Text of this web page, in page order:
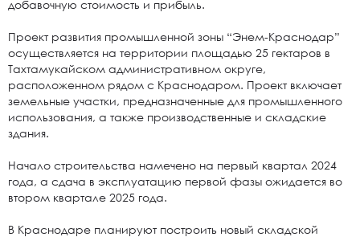
добавочную стоимость и прибыль.
Проект развития промышленной зоны “Энем-Краснодар”
осуществляется на территории площадью 25 гектаров в
Тахтамукайском административном округе,
расположенном рядом с Краснодаром. Проект включает
земельные участки, предназначенные для промышленного
использования, а также производственные и складские
здания.
Начало строительства намечено на первый квартал 2024
года, а сдача в эксплуатацию первой фазы ожидается во
втором квартале 2025 года.
В Краснодаре планируют построить новый складской